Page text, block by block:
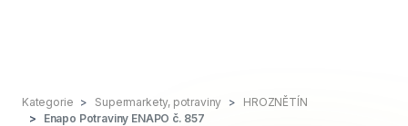
Kategorie Supermarkety, potraviny
HROZNĚTÍN
Enapo Potraviny ENAPO č. 857